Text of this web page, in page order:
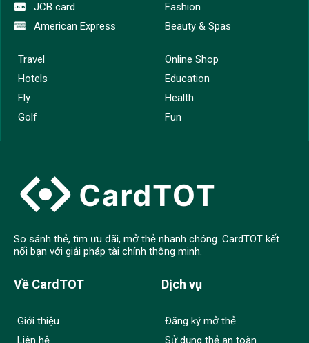
JCB card
American Express
Fashion
Beauty & Spas
Travel
Hotels
Fly
Golf
Online Shop
Education
Health
Fun
So sánh thẻ, tìm ưu đãi, mở thẻ nhanh chóng. CardTOT kết
nối bạn với giải pháp tài chính thông minh.
Về CardTOT
Giới thiệu
Liên hệ
Dịch vụ
Đăng ký mở thẻ
Sử dụng thẻ an toàn